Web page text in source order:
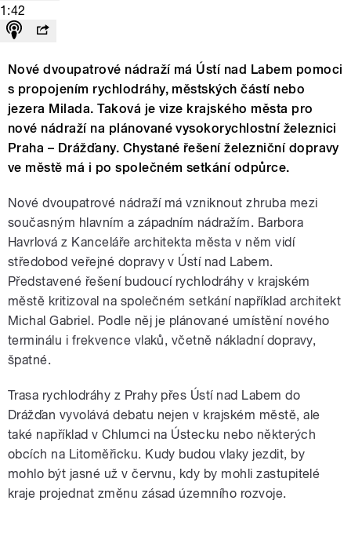
1:42
Nové dvoupatrové nádraží má Ústí nad Labem pomoci
s propojením rychlodráhy, městských částí nebo
jezera Milada. Taková je vize krajského města pro
nové nádraží na plánované vysokorychlostní železnici
Praha – Drážďany. Chystané řešení železniční dopravy
ve městě má i po společném setkání odpůrce.
Nové dvoupatrové nádraží má vzniknout zhruba mezi
současným hlavním a západním nádražím. Barbora
Havrlová z Kanceláře architekta města v něm vidí
středobod veřejné dopravy v Ústí nad Labem.
Představené řešení budoucí rychlodráhy v krajském
městě kritizoval na společném setkání například architekt
Michal Gabriel. Podle něj je plánované umístění nového
terminálu i frekvence vlaků, včetně nákladní dopravy,
špatné.
Trasa rychlodráhy z Prahy přes Ústí nad Labem do
Drážďan vyvolává debatu nejen v krajském městě, ale
také například v Chlumci na Ústecku nebo některých
obcích na Litoměřicku. Kudy budou vlaky jezdit, by
mohlo být jasné už v červnu, kdy by mohli zastupitelé
kraje projednat změnu zásad územního rozvoje.